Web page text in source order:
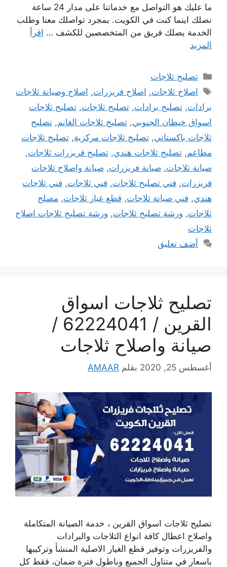
ما عليك هو التواصل مع خدماتنا على مدار 24 ساعة
نصلك اينما كنت في الكويت. بمجرد تواصلك معنا وطلب
الخدمة يصلك فريق من المتخصصين للكشف … اقرأ
المزيد
التصنيفات
تصليح ثلاجات
الوسوم
اصلاح ثلاجات, اصلاح فريزرات, اصلاح وصيانة ثلاجات
برادات, تصليح برادات, تصليح ثلاجات, تصليح ثلاجات
اسواق خيطان الجنوبي, تصليح ثلاجات الغانم, تصليح
ثلاجات باكستاني, تصليح ثلاجات مركزية, تصليح ثلاجات
مطاعم, تصليح ثلاجات هندي, تصليح فريزرات ثلاجات,
صيانة ثلاجات, صيانة فريزرات, صيانة واصلاح ثلاجات
فريزرات, فني تصليح ثلاجات, فني ثلاجات, فني ثلاجات
هندي, فني صيانة ثلاجات, قطع غيار ثلاجات, مصلح
ثلاجات, ورشة تصليح ثلاجات, ورشة تصليح ثلاجات اصلاح
ثلاجات
أضف تعليق
تصليح ثلاجات اسواق
القرين / 62224041 /
صيانة واصلاح ثلاجات
أغسطس 25, 2020 بقلم AMAAR
تصليح ثلاجات اسواق القرين ، خدمة الصيانة المتكاملة
واصلاح اعطال كافة انواع الثلاجات والبرادات
والفريزرات وتوفير قطع الغيار الاصلية المنشأ وتركيبها
باسعار في متناول الجميع وباطول فترة ضمان، فقط كل